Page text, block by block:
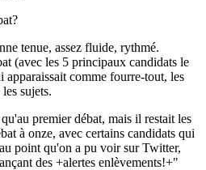
tenue, assez fluide, rythmé.
(avec les 5 principaux candidats le
comme fourre-tout, les
sujets.
premier débat, mais il restait les
à onze, avec certains candidats qui
point qu'on a pu voir sur Twitter,
des +alertes enlèvements!+"